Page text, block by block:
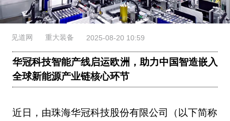
见道网 重大装备 2025-08-20 10:59
华冠科技智能产线启运欧洲，助力中国智造嵌入
全球新能源产业链核心环节
近日，由珠海华冠科技股份有限公司（以下简称